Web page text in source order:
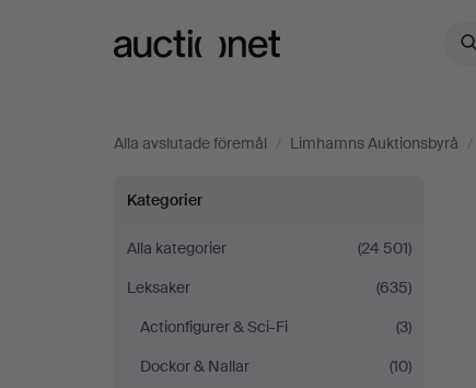
Alla avslutade föremål / Limhamns Auktionsbyrå /
Serietidningar
på
Limhamns
Auktionsbyrå
Kategorier
Alla kategorier
(24 501)
Leksaker
(635)
Actionfigurer & Sci-Fi
(3)
Dockor & Nallar
(10)